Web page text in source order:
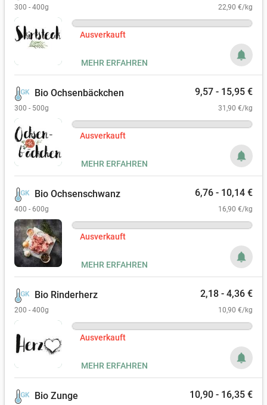
300 - 400g 22,90 €/kg
Ausverkauft
notifications
MEHR ERFAHREN
Bio Ochsenbäckchen 9,57 - 15,95 €
300 - 500g 31,90 €/kg
Ausverkauft
notifications
MEHR ERFAHREN
Bio Ochsenschwanz 6,76 - 10,14 €
400 - 600g 16,90 €/kg
Ausverkauft
notifications
MEHR ERFAHREN
Bio Rinderherz 2,18 - 4,36 €
200 - 400g 10,90 €/kg
Ausverkauft
notifications
MEHR ERFAHREN
Bio Zunge 10,90 - 16,35 €